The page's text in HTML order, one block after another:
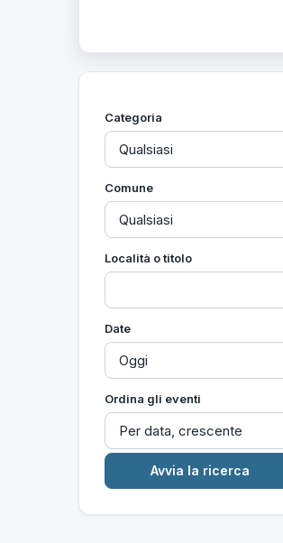
Categoria
Comune
Località o titolo
Date
Ordina gli eventi